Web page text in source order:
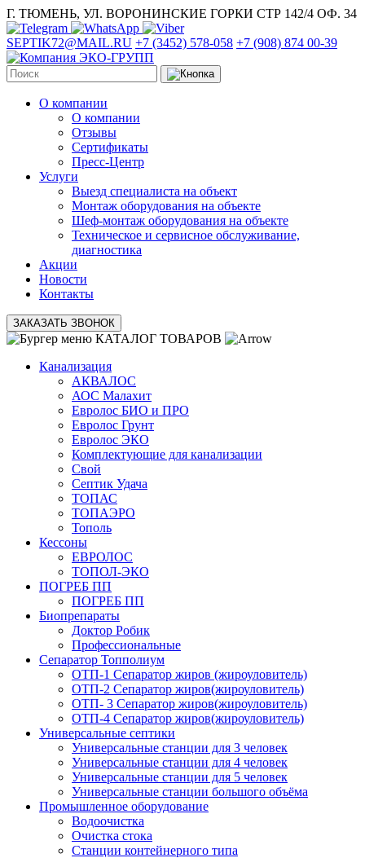
Г. ТЮМЕНЬ, УЛ. ВОРОНИНСКИЕ ГОРКИ СТР 142/4 ОФ. 34
SEPTIK72@MAIL.RU +7 (3452) 578-058 +7 (908) 874 00-39
О компании
О компании
Отзывы
Сертификаты
Пресс-Центр
Услуги
Выезд специалиста на объект
Монтаж оборудования на объекте
Шеф-монтаж оборудования на объекте
Техническое и сервисное обслуживание,
диагностика
Акции
Новости
Контакты
ЗАКАЗАТЬ ЗВОНОК
КАТАЛОГ ТОВАРОВ
Канализация
АКВАЛОС
АОС Малахит
Евролос БИО и ПРО
Евролос Грунт
Евролос ЭКО
Комплектующие для канализации
Свой
Септик Удача
ТОПАС
ТОПАЭРО
Тополь
Кессоны
ЕВРОЛОС
ТОПОЛ-ЭКО
ПОГРЕБ ПП
ПОГРЕБ ПП
Биопрепараты
Доктор Робик
Профессиональные
Сепаратор Топполиум
ОТП-1 Сепаратор жиров (жироуловитель)
ОТП-2 Сепаратор жиров(жироуловитель)
ОТП- 3 Сепаратор жиров(жироуловитель)
ОТП-4 Сепаратор жиров(жироуловитель)
Универсальные септики
Универсальные станции для 3 человек
Универсальные станции для 4 человек
Универсальные станции для 5 человек
Универсальные станции большого объёма
Промышленное оборудование
Водоочистка
Очистка стока
Станции контейнерного типа